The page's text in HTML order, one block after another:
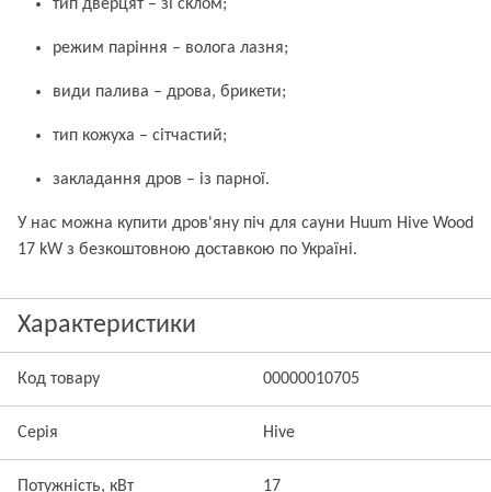
тип дверцят – зі склом;
режим паріння – волога лазня;
види палива – дрова, брикети;
тип кожуха – сітчастий;
закладання дров – із парної.
У нас можна купити дров'яну піч для сауни Huum Hive Wood
17 kW з безкоштовною доставкою по Україні.
Характеристики
Код товару 00000010705
Серія Hive
Потужність, кВт 17